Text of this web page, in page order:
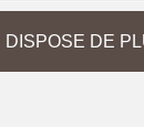
DISPOSE DE